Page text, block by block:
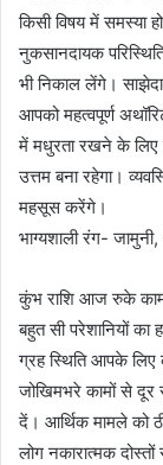
किसी विषय में समस्या
नुकसानदायक
भी निकाल लेंगे।
आपको महत्वपूर्ण
में मधुरता रखने के लिए
उत्तम बना रहेगा।
महसूस करेंगे।
भाग्यशाली रंग-
कुंभ राशि आज रुके काम
बहुत सी परेशानियों
ग्रह स्थिति आपके
जोखिमभरे कामों से दूर
दें। आर्थिक मामले को
लोग नकारात्मक